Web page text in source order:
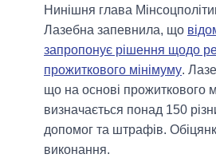
Нинішня глава
Лазебна запевнила, що
запропонує рішення щодо
прожиткового мінімуму.
що на основі прожиткового
визначається понад 150
допомог та штрафів.
виконання.